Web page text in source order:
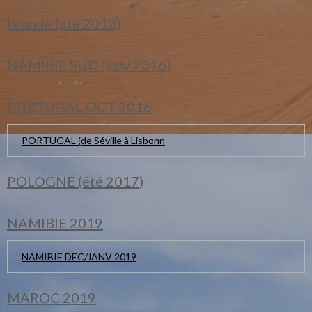
Islande (été 2013)
NAMIBIE SUD (janv 2016)
PORTUGAL OCT 2016
PORTUGAL (de Séville à Lisbonn
POLOGNE (été 2017)
NAMIBIE 2019
NAMIBIE DEC/JANV 2019
MAROC 2019